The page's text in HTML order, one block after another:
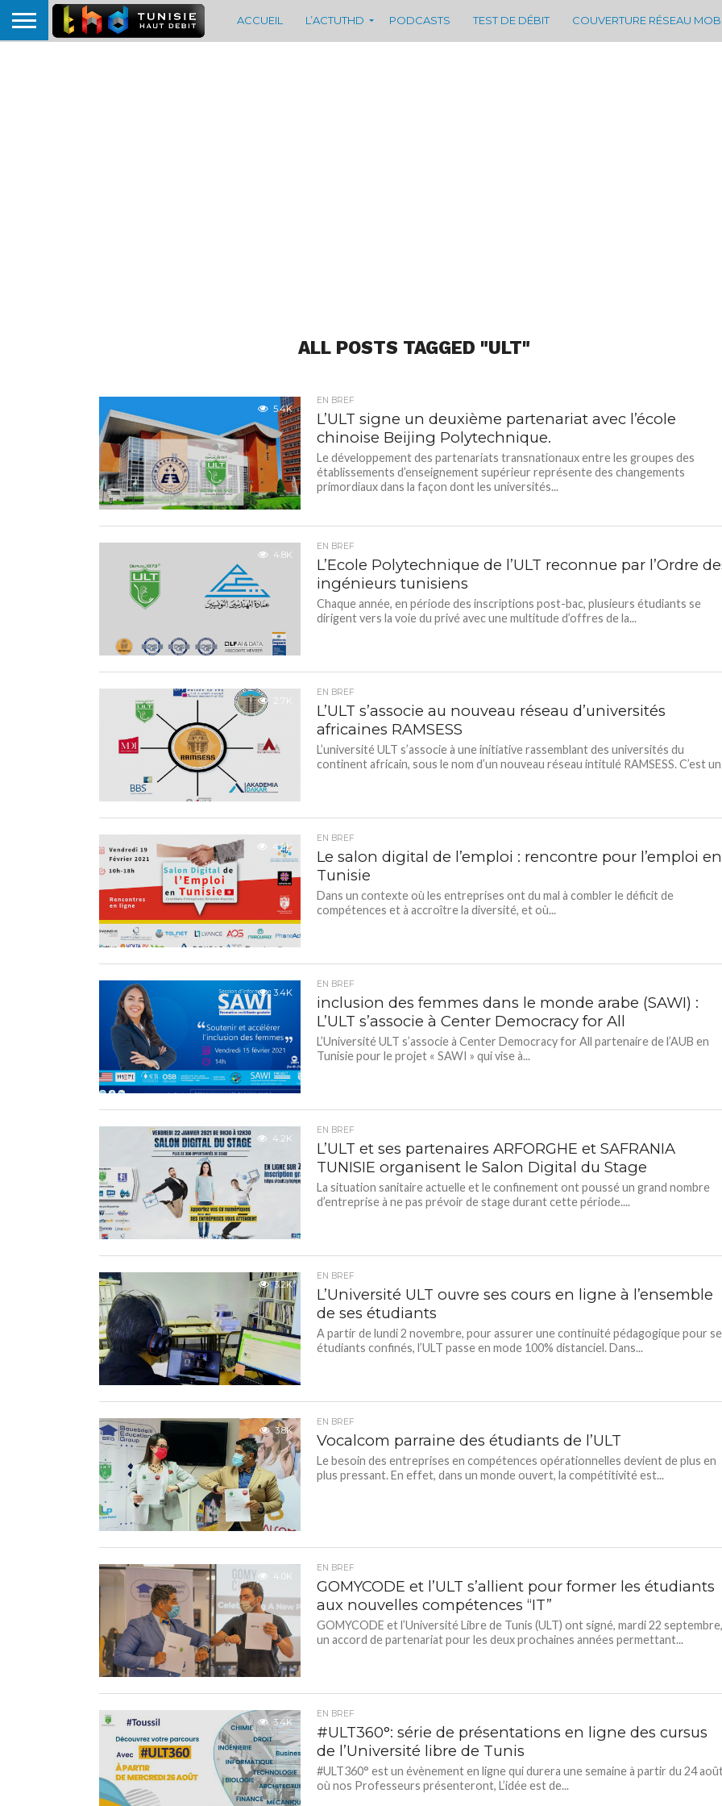
ACCUEIL L’ACTUTHD PODCASTS TEST DE DÉBIT COUVERTURE RÉSEAU
ALL POSTS TAGGED "ULT"
5.4K
EN BREF
L’ULT signe un deuxième partenariat avec l’école
chinoise Beijing Polytechnique.
Le développement des partenariats transnationaux entre les groupes des
établissements d’enseignement supérieur représente des changements
primordiaux dans la façon dont les universités...
4.8K
EN BREF
L’Ecole Polytechnique de l’ULT reconnue par l’Ordre
ingénieurs tunisiens
Chaque année, en période des inscriptions post-bac, plusieurs étudiants se
dirigent vers la voie du privé avec une multitude d’offres de la...
2.7K
EN BREF
L’ULT s’associe au nouveau réseau d’universités
africaines RAMSESS
L’université ULT s’associe à une initiative rassemblant des universités du
continent africain, sous le nom d’un nouveau réseau intitulé RAMSESS. C’est
4.2K
EN BREF
Le salon digital de l’emploi : rencontre pour l’emploi en
Tunisie
Dans un contexte où les entreprises ont du mal à combler le déficit de
compétences et à accroître la diversité, et où...
3.4K
EN BREF
inclusion des femmes dans le monde arabe (SAWI) :
L’ULT s’associe à Center Democracy for All
L’Université ULT s’associe à Center Democracy for All partenaire de l’AUB en
Tunisie pour le projet « SAWI » qui vise à...
4.2K
EN BREF
L’ULT et ses partenaires ARFORGHE et SAFRANIA
TUNISIE organisent le Salon Digital du Stage
La situation sanitaire actuelle et le confinement ont poussé un grand nombre
d’entreprise à ne pas prévoir de stage durant cette période....
3.2K
EN BREF
L’Université ULT ouvre ses cours en ligne à l’ensemble
de ses étudiants
A partir de lundi 2 novembre, pour assurer une continuité pédagogique pour
étudiants confinés, l’ULT passe en mode 100% distanciel. Dans...
3.8K
EN BREF
Vocalcom parraine des étudiants de l’ULT
Le besoin des entreprises en compétences opérationnelles devient de plus en
plus pressant. En effet, dans un monde ouvert, la compétitivité est...
4.0K
EN BREF
GOMYCODE et l’ULT s’allient pour former les étudiants
aux nouvelles compétences “IT”
GOMYCODE et l’Université Libre de Tunis (ULT) ont signé, mardi 22
un accord de partenariat pour les deux prochaines années permettant...
3.4K
EN BREF
#ULT360°: série de présentations en ligne des cursus
de l’Université libre de Tunis
#ULT360° est un évènement en ligne qui durera une semaine à partir du 24
où nos Professeurs présenteront, L’idée est de...